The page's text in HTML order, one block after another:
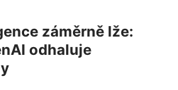
záměrně lže:
odhaluje